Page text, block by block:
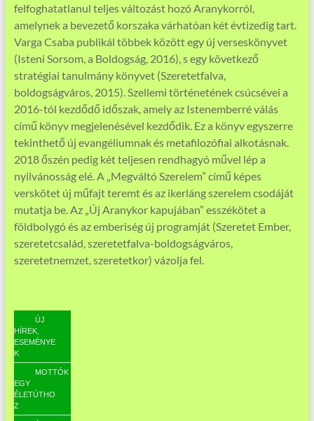
felfoghatatlanul teljes változást hozó Aranykorról,
amelynek a bevezető korszaka várhatóan két évtizedig tart.
Varga Csaba publikál többek között egy új verseskönyvet
(Isteni Sorsom, a Boldogság, 2016), s egy következő
stratégiai tanulmány könyvet (Szeretetfalva,
boldogságváros, 2015). Szellemi történetének csúcsévei a
2016-tól kezdődő időszak, amely az Istenemberré válás
című könyv megjelenésével kezdődik. Ez a könyv egyszerre
tekinthető új evangéliumnak és metafilozófiai alkotásnak.
2018 őszén pedig két teljesen rendhagyó művel lép a
nyilvánosság elé. A „Megváltó Szerelem” című képes
verskötet új műfajt teremt és az ikerláng szerelem csodáját
mutatja be. Az „Új Aranykor kapujában” esszékötet a
földbolygó és az emberiség új programját (Szeretet Ember,
szeretetcsalád, szeretetfalva-boldogságváros,
szeretetnemzet, szeretetkor) vázolja fel.
ÚJ
HÍREK,
ESEMÉNYE
K
MOTTÓK
EGY
ÉLETÚTHO
Z